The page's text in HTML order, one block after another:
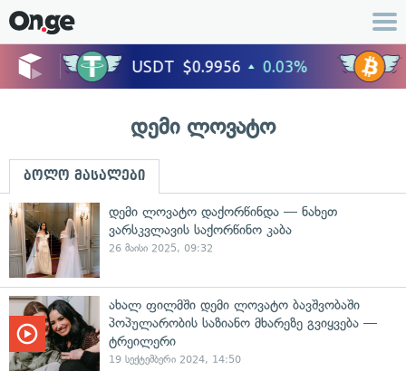
დემი ლოვატო
ბოლო მასალები
დემი ლოვატო დაქორწინდა — ნახეთ
ვარსკვლავის საქორწინო კაბა
26 მაისი 2025, 09:32
ახალ ფილმში დემი ლოვატო ბავშვობაში
პოპულარობის საზიანო მხარეზე გვიყვება —
ტრეილერი
19 სექტემბერი 2024, 14:50